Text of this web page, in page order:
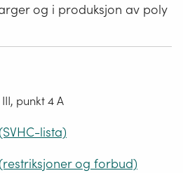
og i produksjon av poly
punkt 4 A
lista)
og forbud)